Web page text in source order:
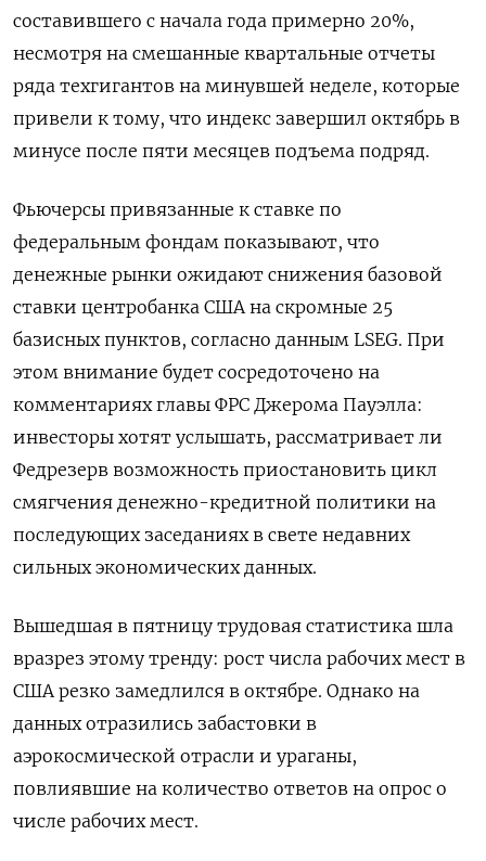
составившего с начала года примерно 20%,
несмотря на смешанные квартальные отчеты
ряда техгигантов на минувшей неделе, которые
привели к тому, что индекс завершил октябрь в
минусе после пяти месяцев подъема подряд.
Фьючерсы привязанные к ставке по
федеральным фондам показывают, что
денежные рынки ожидают снижения базовой
ставки центробанка США на скромные 25
базисных пунктов, согласно данным LSEG. При
этом внимание будет сосредоточено на
комментариях главы ФРС Джерома Пауэлла:
инвесторы хотят услышать, рассматривает ли
Федрезерв возможность приостановить цикл
смягчения денежно-кредитной политики на
последующих заседаниях в свете недавних
сильных экономических данных.
Вышедшая в пятницу трудовая статистика шла
вразрез этому тренду: рост числа рабочих мест в
США резко замедлился в октябре. Однако на
данных отразились забастовки в
аэрокосмической отрасли и ураганы,
повлиявшие на количество ответов на опрос о
числе рабочих мест.